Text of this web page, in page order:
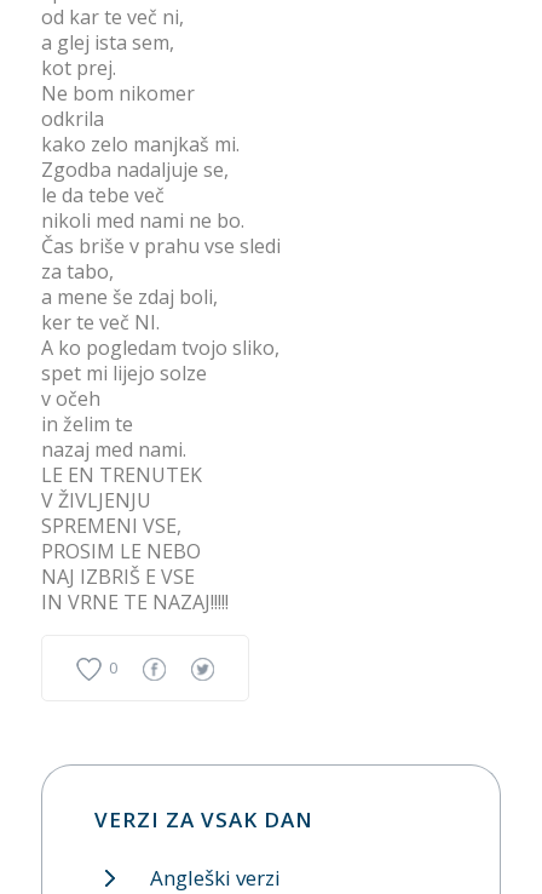
od kar te več ni,
a glej ista sem,
kot prej.
Ne bom nikomer
odkrila
kako zelo manjkaš mi.
Zgodba nadaljuje se,
le da tebe več
nikoli med nami ne bo.
Čas briše v prahu vse sledi
za tabo,
a mene še zdaj boli,
ker te več NI.
A ko pogledam tvojo sliko,
spet mi lijejo solze
v očeh
in želim te
nazaj med nami.
LE EN TRENUTEK
V ŽIVLJENJU
SPREMENI VSE,
PROSIM LE NEBO
NAJ IZBRIŠ E VSE
IN VRNE TE NAZAJ!!!!!
0
VERZI ZA VSAK DAN
Angleški verzi